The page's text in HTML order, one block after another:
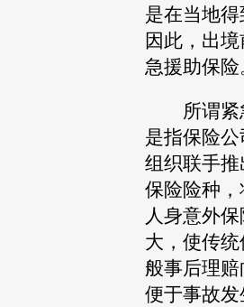
是在当地
因此，出
急援助保险
所谓紧
是指保险
组织联手
保险险种
人身意外
大，使传
般事后理
便于事故发